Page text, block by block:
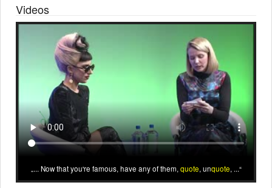
Videos
... Now that you're famous, have any of them, quote, unquote, ...